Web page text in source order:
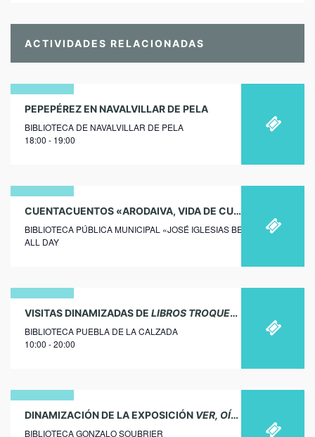
ACTIVIDADES RELACIONADAS
22
noviembre
2018
PEPEPÉREZ EN NAVALVILLAR DE PELA
BIBLIOTECA DE NAVALVILLAR DE PELA
18:00 - 19:00
21
octubre
2025
CUENTACUENTOS «ARODAIVA, VIDA DE CUENTOS» EN VILLALBA DE LOS BARROS
BIBLIOTECA PÚBLICA MUNICIPAL «JOSÉ IGLESIAS BENÍTEZ»
ALL DAY
27
febrero
2019
VISITAS DINAMIZADAS DE LIBROS TROQUELADOS
BIBLIOTECA PUEBLA DE LA CALZADA
10:00 - 20:00
06
DINAMIZACIÓN DE LA EXPOSICIÓN VER, OÍR Y … ¡HABLAR
BIBLIOTECA GONZALO SOUBRIER